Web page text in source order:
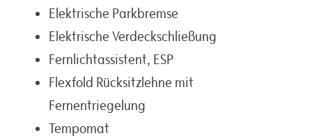
Elektrische Parkbremse
Elektrische Verdeckschließung
Fernlichtassistent, ESP
Flexfold Rücksitzlehne mit
Fernentriegelung
Tempomat